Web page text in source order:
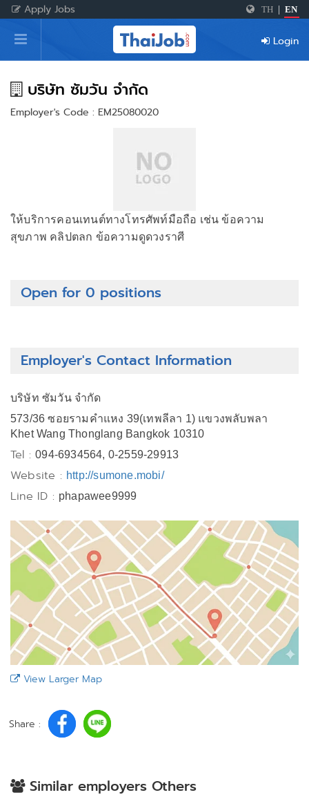
Apply Jobs TH EN
Home
Login
Register
Login
บริษัท ซัมวัน จำกัด
Employer's Code : EM25080020
ให้บริการคอนเทนต์ทางโทรศัพท์มือถือ เช่น ข้อความ
สุขภาพ คลิปตลก ข้อความดูดวงราศี
Open for 0 positions
Employer's Contact Information
บริษัท ซัมวัน จำกัด
573/36 ซอยรามคำแหง 39(เทพลีลา 1) แขวงพลับพลา
Khet Wang Thonglang Bangkok 10310
Tel :094-6934564, 0-2559-29913
Website : http://sumone.mobi/
Line ID : phapawee9999
View Larger Map
Share :
Similar employers Others